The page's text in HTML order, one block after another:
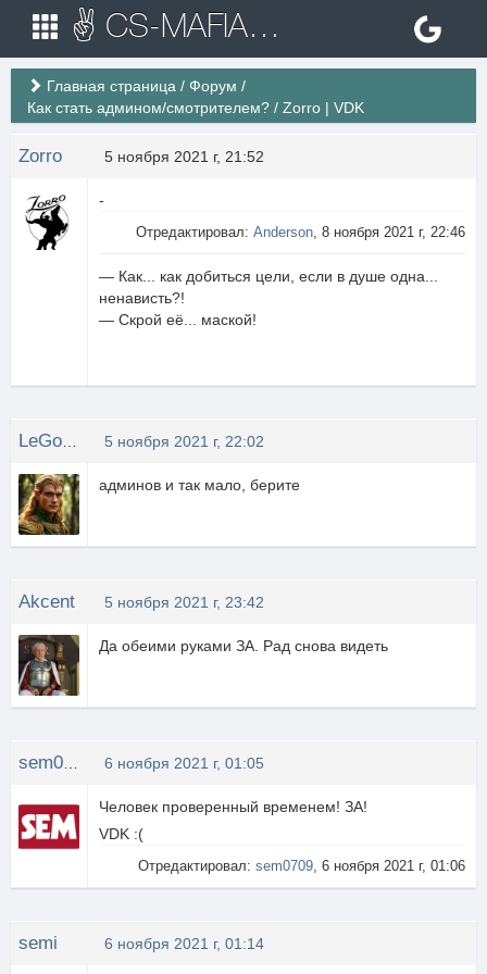
✌ CS-MAFIA.RU ✌ Игровые сервера Counter Strike 1.6
Главная страница / Форум /
Как стать админом/смотрителем? / Zorro | VDK
Zorro 5 ноября 2021 г, 21:52
-
Отредактировал: Anderson, 8 ноября 2021 г, 22:46
— Как... как добиться цели, если в душе одна...
ненависть?!
— Скрой её... маской!
5 ноября 2021 г, 22:02
админов и так мало, берите
Akcent 5 ноября 2021 г, 23:42
Да обеими руками ЗА. Рад снова видеть
6 ноября 2021 г, 01:05
Человек проверенный временем! ЗА!
VDK :(
Отредактировал: sem0709, 6 ноября 2021 г, 01:06
semi 6 ноября 2021 г, 01:14